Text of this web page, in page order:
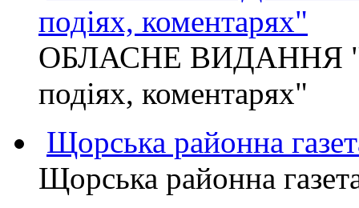
подіях, коментарях"
ОБЛАСНЕ ВИДАННЯ
подіях, коментарях"
Щорська районна
Щорська районна